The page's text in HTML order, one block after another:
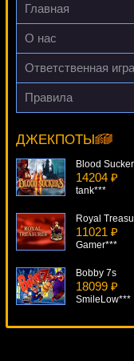
tank***
Главная
О нас
Ответственная игра
Правила
ДЖЕКПОТЫ
California
Panamer***
Blood
14204 ₽
tank***
Royal
11021 ₽
Gamer***
Bobby 7s
18099 ₽
SmileLow***
Mad Scientist